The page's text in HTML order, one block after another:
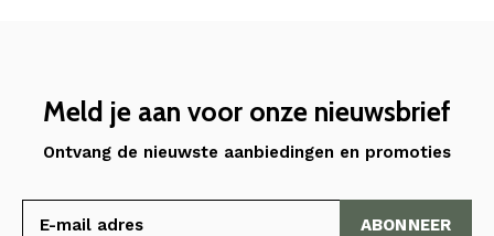
Meld je aan voor onze nieuwsbrief
Ontvang de nieuwste aanbiedingen en promoties
ABONNEER